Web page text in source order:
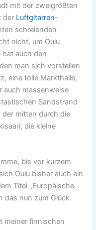
mit der zweigrößten
der Luftgitarren-
schreienden
nicht, um Oulu
hat auch den
man sich vorstellen
eine tolle Markthalle,
auch massenweise
Sandstrand
der mitten durch die
die kleine
bis vor kurzem
Oulu bisher auch ein
Titel „Europäische
das nun zum Glück.
meiner finnischen